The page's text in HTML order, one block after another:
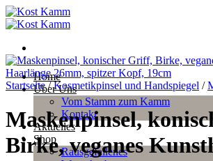
Zum
Inhalt
Home
Über Uns
Vom Stamm zum Kamm
Kontakt
Aktuelles
Shop
Rausgefallenes
Startseite / Kosmetikpinsel und Handspiegel /
Maskenpinsel,
Birke, veganes